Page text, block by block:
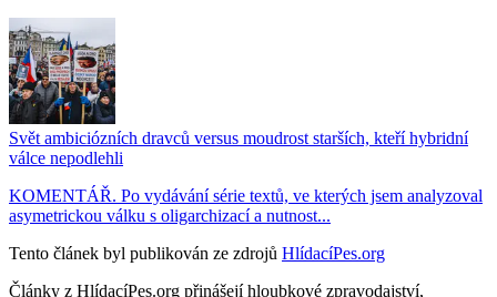
Svět ambiciózních dravců versus moudrost starších, kteří hybridní
válce nepodlehli
KOMENTÁŘ. Po vydávání série textů, ve kterých jsem analyzoval
asymetrickou válku s oligarchizací a nutnost...
Tento článek byl publikován ze zdrojů HlídacíPes.org
Články z HlídacíPes.org přinášejí hloubkové zpravodajství,